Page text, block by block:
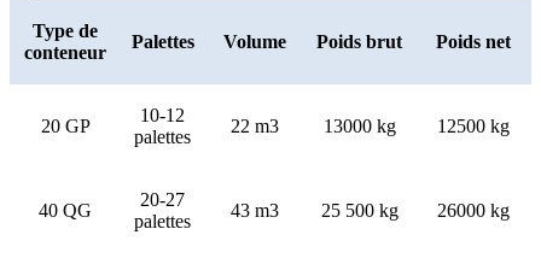
Type de
conteneur
Palettes Volume Poids brut Poids net
20 GP
10-12
palettes
22 m3 13000 kg 12500 kg
40 QG
20-27
palettes
43 m3 25 500 kg 26000 kg